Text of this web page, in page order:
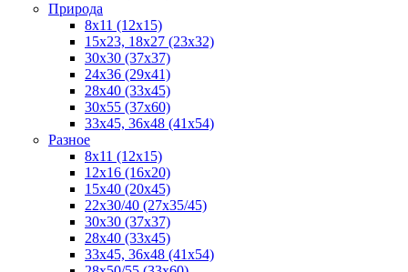
Природа
8x11 (12x15)
15x23, 18х27 (23х32)
30х30 (37х37)
24х36 (29х41)
28x40 (33x45)
30x55 (37x60)
33х45, 36х48 (41х54)
Разное
8х11 (12х15)
12x16 (16х20)
15x40 (20x45)
22х30/40 (27х35/45)
30х30 (37х37)
28х40 (33х45)
33х45, 36х48 (41х54)